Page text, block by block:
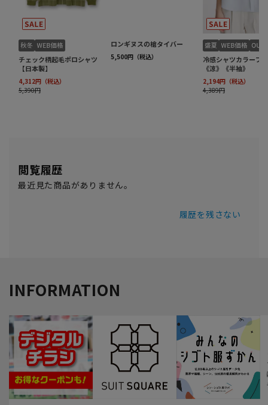
閲覧履歴
最近見た商品がありません。
履歴を残さない
INFORMATION